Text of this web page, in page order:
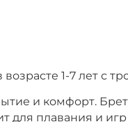
1-7 лет с
и комфорт.
для плавания и